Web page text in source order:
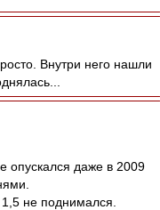
Внутри него нашли
опускался даже в 2009
не поднимался.